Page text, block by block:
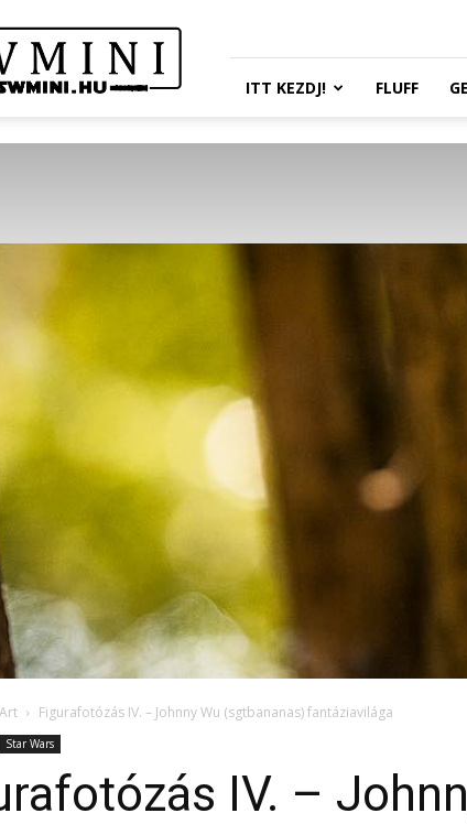
ITT KEZDJ! FLUFF
Art Figurafotózás IV. – Johnny Wu (sgtbananas) fantáziavilága
Star Wars
IV. –